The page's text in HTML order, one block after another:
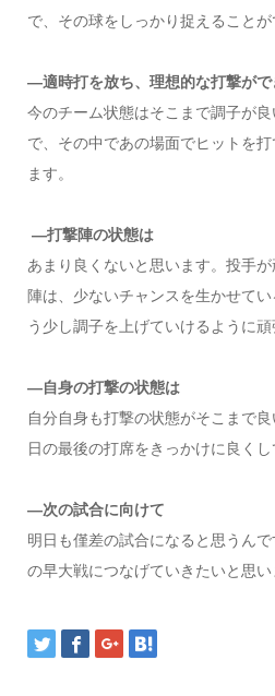
で、その球をしっかり捉えることが
―適時打を放ち、理想的な打撃がで
今のチーム状態はそこまで調子が
で、その中であの場面でヒットを
ます。
―打撃陣の状態は
あまり良くないと思います。投手
陣は、少ないチャンスを生かせて
う少し調子を上げていけるように頑
―自身の打撃の状態は
自分自身も打撃の状態がそこまで
日の最後の打席をきっかけに良くし
―次の試合に向けて
明日も僅差の試合になると思うん
の早大戦につなげていきたいと思い